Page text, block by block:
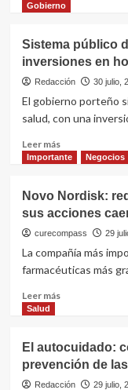
de
más
hepatitis
D
es
cancerígena,
anunció
la
Gobierno
Sistema público
inversiones en
Redacción 30 julio,
El gobierno porteño
salud, con una
Leer másLeer
más
público
de
salud
porteño
fortalece
Importante Negocios
Novo Nordisk:
sus acciones
curecompass 29
La compañía más
farmacéuticas más
Leer másLeer
Nordisk:
reduce
pronósticos
Salud
El autocuidado:
prevención de
Redacción 29 julio,